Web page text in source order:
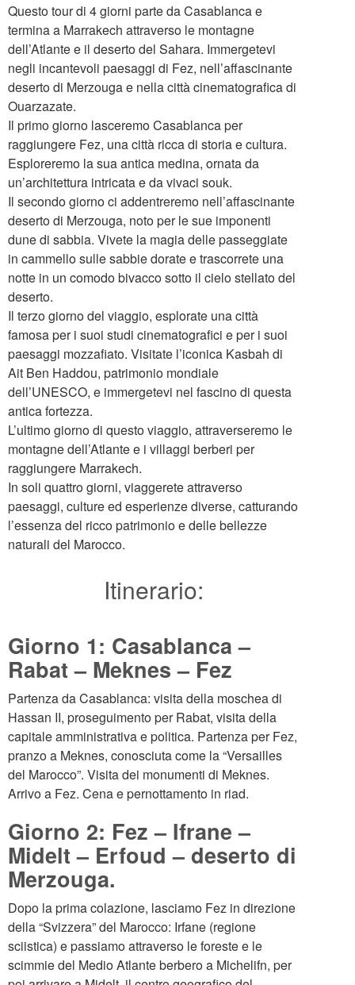
Questo tour di 4 giorni parte da Casablanca e
termina a Marrakech attraverso le montagne
dell’Atlante e il deserto del Sahara. Immergetevi
negli incantevoli paesaggi di Fez, nell’affascinante
deserto di Merzouga e nella città cinematografica di
Ouarzazate.
Il primo giorno lasceremo Casablanca per
raggiungere Fez, una città ricca di storia e cultura.
Esploreremo la sua antica medina, ornata da
un’architettura intricata e da vivaci souk.
Il secondo giorno ci addentreremo nell’affascinante
deserto di Merzouga, noto per le sue imponenti
dune di sabbia. Vivete la magia delle passeggiate
in cammello sulle sabbie dorate e trascorrete una
notte in un comodo bivacco sotto il cielo stellato del
deserto.
Il terzo giorno del viaggio, esplorate una città
famosa per i suoi studi cinematografici e per i suoi
paesaggi mozzafiato. Visitate l’iconica Kasbah di
Ait Ben Haddou, patrimonio mondiale
dell’UNESCO, e immergetevi nel fascino di questa
antica fortezza.
L’ultimo giorno di questo viaggio, attraverseremo le
montagne dell’Atlante e i villaggi berberi per
raggiungere Marrakech.
In soli quattro giorni, viaggerete attraverso
paesaggi, culture ed esperienze diverse, catturando
l’essenza del ricco patrimonio e delle bellezze
naturali del Marocco.
Itinerario:
Giorno 1: Casablanca –
Rabat – Meknes – Fez
Partenza da Casablanca: visita della moschea di
Hassan II, proseguimento per Rabat, visita della
capitale amministrativa e politica. Partenza per Fez,
pranzo a Meknes, conosciuta come la “Versailles
del Marocco”. Visita dei monumenti di Meknes.
Arrivo a Fez. Cena e pernottamento in riad.
Giorno 2: Fez – Ifrane –
Midelt – Erfoud – deserto di
Merzouga.
Dopo la prima colazione, lasciamo Fez in direzione
della “Svizzera” del Marocco: Irfane (regione
sciistica) e passiamo attraverso le foreste e le
scimmie del Medio Atlante berbero a Michelifn, per